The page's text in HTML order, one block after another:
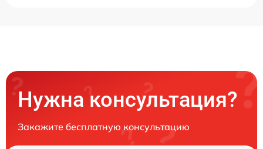
Нужна консультация?
Закажите бесплатную консультацию